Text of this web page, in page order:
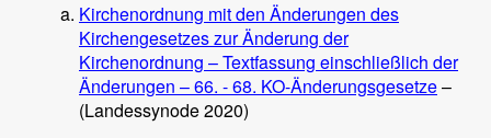
Kirchenordnung mit den Änderungen des
Kirchengesetzes zur Änderung der
Kirchenordnung – Textfassung einschließlich der
Änderungen – 66. - 68. KO-Änderungsgesetze–
(Landessynode 2020)